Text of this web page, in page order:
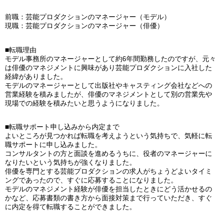
前職：芸能プロダクションのマネージャー（モデル）
現職：芸能プロダクションのマネージャー（俳優）
■転職理由
モデル事務所のマネージャーとして約6年間勤務したのですが、元々
は俳優のマネジメントに興味があり芸能プロダクションに入社した
経緯がありました。
モデルのマネージャーとして出版社やキャスティング会社などへの
営業経験を積みましたが、俳優のマネジメントとして別の営業先や
現場での経験を積みたいと思うようになりました。
■転職サポート申し込みから内定まで
よいところが見つかれば転職を考えようという気持ちで、気軽に転
職サポートに申し込みました。
コンサルタントの方と面談を進めるうちに、役者のマネージャーに
なりたいという気持ちが強くなりました。
俳優を専門とする芸能プロダクションの求人がちょうどよいタイミ
ングであったので、すぐに応募することになりました。
モデルのマネジメント経験が俳優を担当したときにどう活かせるの
かなど、応募書類の書き方から面接対策まで行っていただき、すぐ
に内定を得て転職することができました。